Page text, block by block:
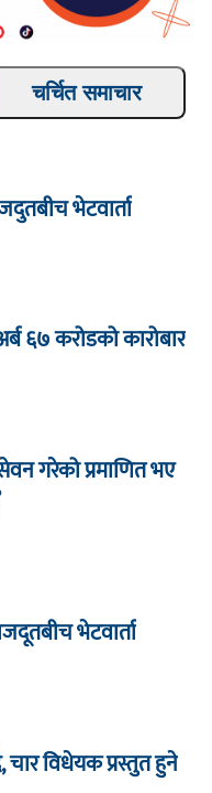
चर्चित समाचार
भेटवार्ता
६७ करोडको कारोबार
सेवन गरेको प्रमाणित भए
भेटवार्ता
विधेयक प्रस्तुत हुने